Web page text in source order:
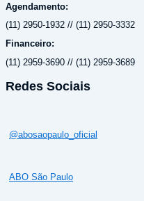
Agendamento:
(11) 2950-1932 // (11) 2950-3332
Financeiro:
(11) 2959-3690 // (11) 2959-3689
Redes Sociais
@abosaopaulo_oficial
ABO São Paulo